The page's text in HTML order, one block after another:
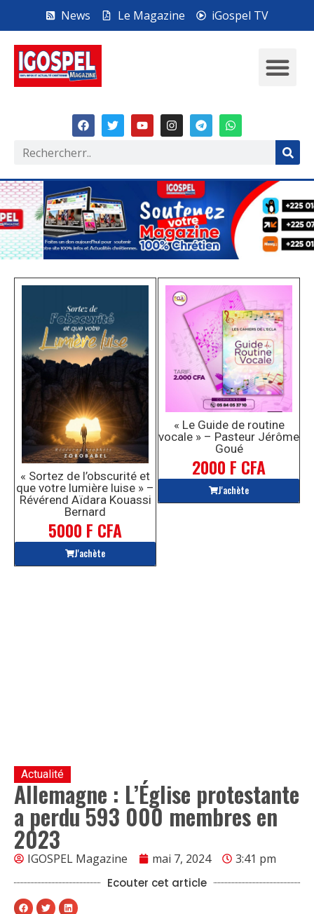
News Le Magazine iGospel TV
« Sortez de l’obscurité et
que votre lumière luise » –
Révérend Aïdara Kouassi
Bernard
5000 F CFA
J'achète
« Le Guide de routine
vocale » – Pasteur Jérôme
Goué
2000 F CFA
J'achète
Actualité
Allemagne : L’Église protestante
a perdu 593 000 membres en
2023
IGOSPEL Magazine mai 7, 2024 3:41 pm
Ecouter cet article